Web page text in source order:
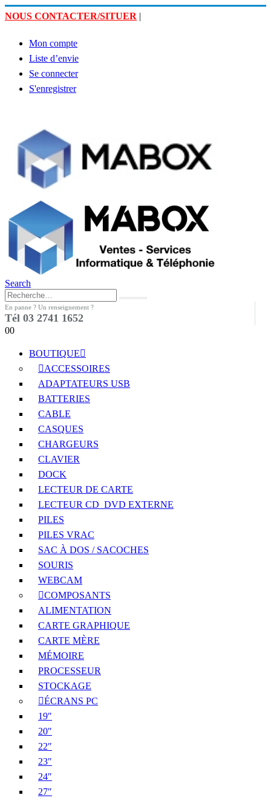
NOUS CONTACTER/SITUER |
Mon compte
Liste d’envie
Se connecter
S'enregistrer
Search
En panne ? Un renseignement ?
Tél 03 2741 1652
00
BOUTIQUE
ACCESSOIRES
ADAPTATEURS USB
BATTERIES
CABLE
CASQUES
CHARGEURS
CLAVIER
DOCK
LECTEUR DE CARTE
LECTEUR CD_DVD EXTERNE
PILES
PILES VRAC
SAC À DOS / SACOCHES
SOURIS
WEBCAM
COMPOSANTS
ALIMENTATION
CARTE GRAPHIQUE
CARTE MÈRE
MÉMOIRE
PROCESSEUR
STOCKAGE
ÉCRANS PC
19″
20″
22″
23″
24″
27″